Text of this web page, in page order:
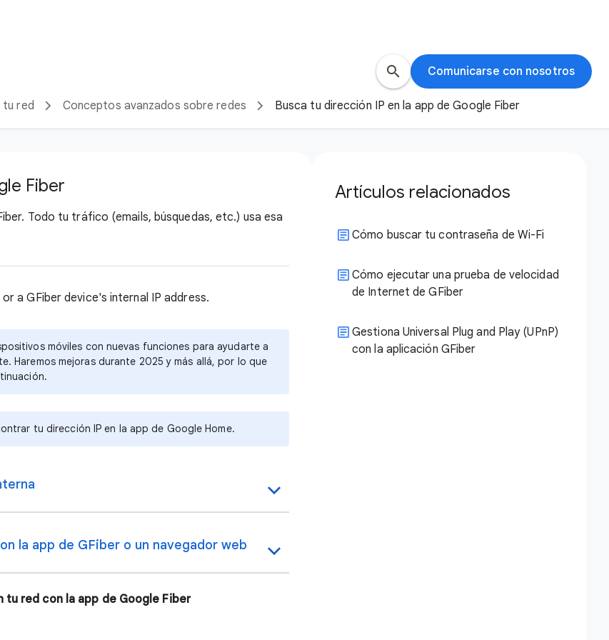
search Comunicarse con nosotros
tu red Conceptos avanzados sobre redes Busca tu dirección IP en la app de Google Fiber
Fiber
Todo tu tráfico (emails, búsquedas, etc.) usa esa
a GFiber device's internal IP address.
móviles con nuevas funciones para ayudarte a
Haremos mejoras durante 2025 y más allá, por lo que
tu dirección IP en la app de Google Home.
la app de GFiber o un navegador web
tu red con la app de Google Fiber
Artículos relacionados
Cómo buscar tu contraseña de Wi-Fi
Cómo ejecutar una prueba de velocidad
de Internet de GFiber
Gestiona Universal Plug and Play (UPnP)
con la aplicación GFiber